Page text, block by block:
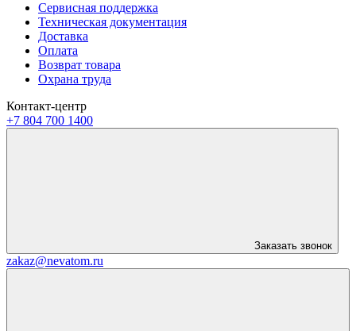
Сервисная поддержка
Техническая документация
Доставка
Оплата
Возврат товара
Охрана труда
Контакт-центр
+7 804 700 1400
Заказать звонок
zakaz@nevatom.ru